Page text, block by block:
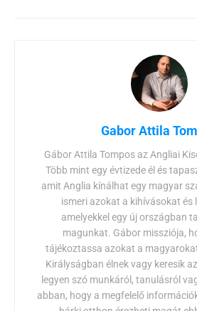
Gabor Attila
Gábor Attila Tompos az Angliai
Több mint egy évtizede él és
amit Anglia kínálhat egy magyar
ismeri azokat a kihívásokat és
amelyekkel egy új országban
magunkat. Gábor missziója,
tájékoztassa azokat a
Királyságban élnek vagy keresik
legyen szó munkáról, tanulásról
abban, hogy a megfelelő